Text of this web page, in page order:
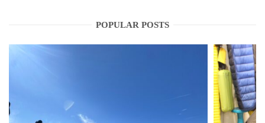
POPULAR POSTS